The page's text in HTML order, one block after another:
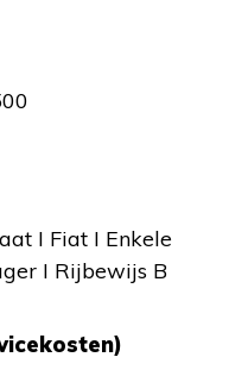
I Fiat I Enkele
I Rijbewijs B